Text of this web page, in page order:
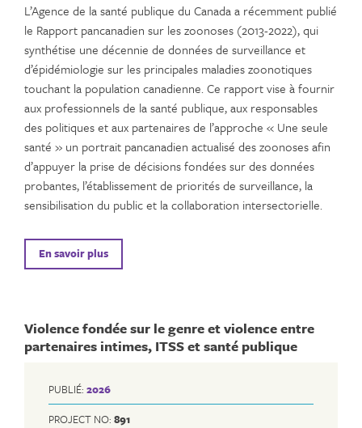
L’Agence de la santé publique du Canada a récemment publié
le Rapport pancanadien sur les zoonoses (2013-2022), qui
synthétise une décennie de données de surveillance et
d’épidémiologie sur les principales maladies zoonotiques
touchant la population canadienne. Ce rapport vise à fournir
aux professionnels de la santé publique, aux responsables
des politiques et aux partenaires de l’approche « Une seule
santé » un portrait pancanadien actualisé des zoonoses afin
d’appuyer la prise de décisions fondées sur des données
probantes, l’établissement de priorités de surveillance, la
sensibilisation du public et la collaboration intersectorielle.
En savoir plus
Violence fondée sur le genre et violence entre
partenaires intimes, ITSS et santé publique
PUBLIÉ: 2026
PROJECT NO: 891